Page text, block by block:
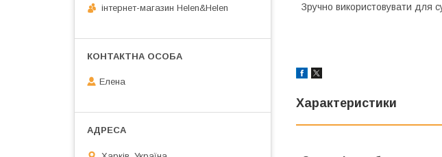
Зручно використовувати для
Характеристики
інтернет-магазин Helen&Helen
Елена